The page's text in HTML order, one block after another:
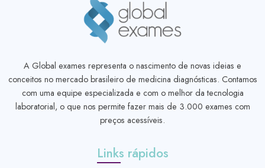
A Global exames representa o nascimento de novas ideias e
conceitos no mercado brasileiro de medicina diagnósticas. Contamos
com uma equipe especializada e com o melhor da tecnologia
laboratorial, o que nos permite fazer mais de 3.000 exames com
preços acessíveis.
Links rápidos